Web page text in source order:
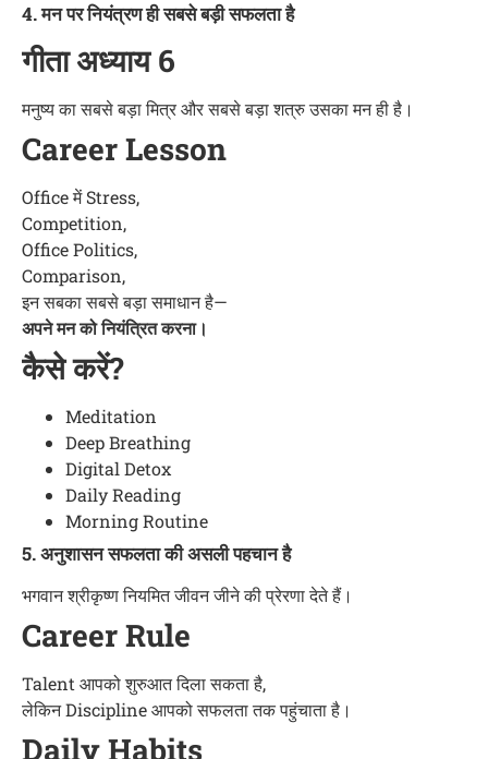
4. मन पर नियंत्रण ही सबसे बड़ी सफलता है
गीता अध्याय 6
मनुष्य का सबसे बड़ा मित्र और सबसे बड़ा शत्रु उसका मन ही है।
Career Lesson
Office में Stress,
Competition,
Office Politics,
Comparison,
इन सबका सबसे बड़ा समाधान है—
अपने मन को नियंत्रित करना।
कैसे करें?
Meditation
Deep Breathing
Digital Detox
Daily Reading
Morning Routine
5. अनुशासन सफलता की असली पहचान है
भगवान श्रीकृष्ण नियमित जीवन जीने की प्रेरणा देते हैं।
Career Rule
Talent आपको शुरुआत दिला सकता है,
लेकिन Discipline आपको सफलता तक पहुंचाता है।
Daily Habits